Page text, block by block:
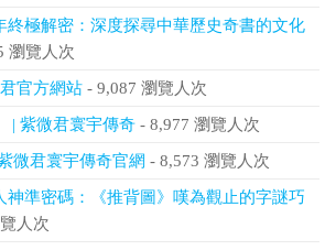
終極解密：深度探尋中華歷史奇書的文化
瀏覽人次
官方網站 - 9,087 瀏覽人次
| 紫微君寰宇傳奇 - 8,977 瀏覽人次
微君寰宇傳奇官網 - 8,573 瀏覽人次
神準密碼：《推背圖》嘆為觀止的字謎巧
人次